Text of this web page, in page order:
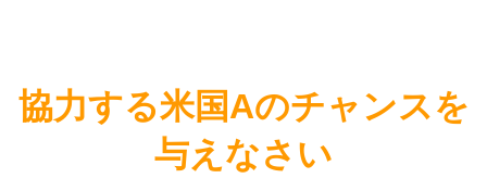
協力する米国Aのチャンスを
与えなさい